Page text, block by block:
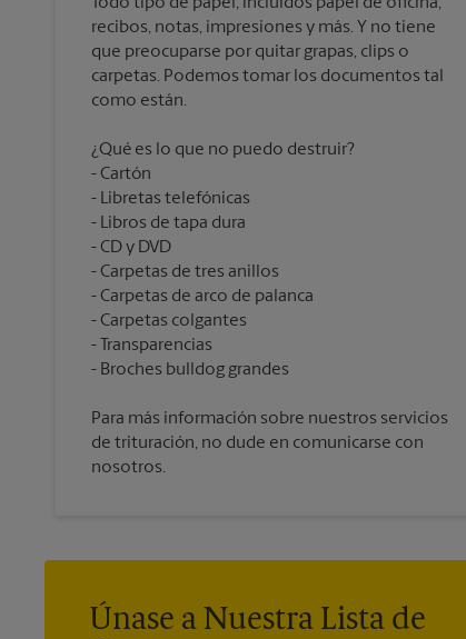
Todo tipo de papel, incluidos papel de oficina,
recibos, notas, impresiones y más. Y no tiene
que preocuparse por quitar grapas, clips o
carpetas. Podemos tomar los documentos tal
¿Qué es lo que no puedo destruir?
Cartón
Libretas telefónicas
Libros de tapa dura
CD y DVD
Carpetas de tres anillos
Carpetas de arco de palanca
Carpetas colgantes
Transparencias
Para más información sobre nuestros servicios
de trituración, no dude en comunicarse con
nosotros.
Únase a Nuestra Lista de